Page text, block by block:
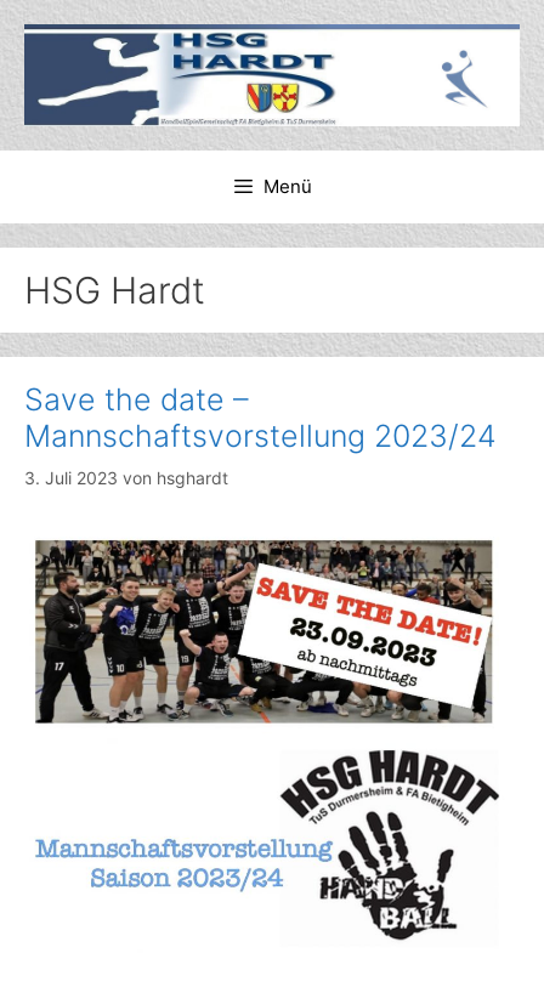
Inhalt
Menü
HSG Hardt
Save the date –
Mannschaftsvorstellung 2023/24
3. Juli 2023 von hsghardt